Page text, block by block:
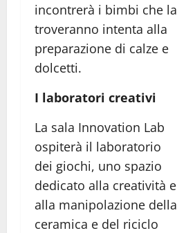
incontrerà i bimbi che la
troveranno intenta alla
preparazione di calze e
dolcetti.
I laboratori creativi
La sala Innovation Lab
ospiterà il laboratorio
dei giochi, uno spazio
dedicato alla creatività e
alla manipolazione della
ceramica e del riciclo